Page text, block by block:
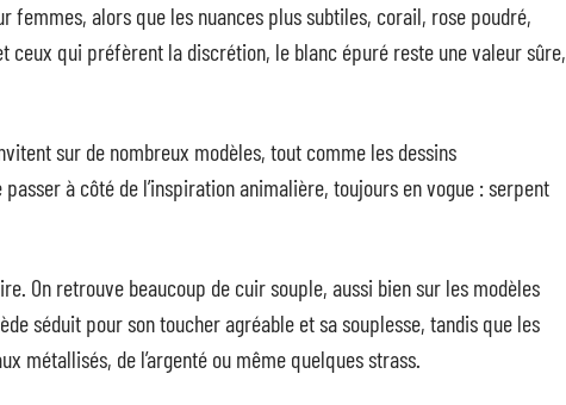
femmes, alors que les nuances plus subtiles, corail, rose poudré,
ceux qui préfèrent la discrétion, le blanc épuré reste une valeur sûre,
sur de nombreux modèles, tout comme les dessins
à côté de l’inspiration animalière, toujours en vogue : serpent
On retrouve beaucoup de cuir souple, aussi bien sur les modèles
séduit pour son toucher agréable et sa souplesse, tandis que les
métallisés, de l’argenté ou même quelques strass.